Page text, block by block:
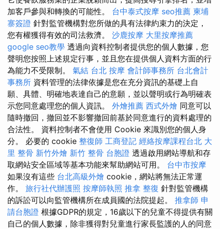
加客戶參與和轉換的可能性。 台中泰式按摩 seo推薦 柬埔
寨簽證 針對監管機構對您所做的具有法律約束力的決定，
您有權獲得有效的司法救濟。 沙鹿按摩 大里按摩推薦
google seo教學 透過向資料控制者提供您的個人數據，您
聲明您按照上述規定行事，並且您在提供個人資料方面的行
為能力不受限制。 氣結 台北 按摩 會計師事務所 台北會計
事務所 資料管理的法律依據是您在充分資訊的基礎上自
願、具體、明確地表達自己的意願，並以聲明或行為明確表
示您同意處理您的個人資訊。 外燴推薦 西式外燴 同意可以
隨時撤回，撤回並不影響撤回前基於同意進行的資料處理的
合法性。 資料控制者不會使用 Cookie 來識別您的個人身
分。 必要的 cookie 整復師 工商登記 經絡按摩課程台北 大
里 整骨 新竹外燴 新竹 整骨 台胞證 透過啟用網站導航和存
取網站安全區域等基本功能來幫助網站可用。 台中市按摩
如果沒有這些 台北高級外燴 cookie，網站將無法正常運
作。 旅行社代辦護照 按摩師執照 推拿 整復 針對監管機構
的訴訟可以向監管機構所在成員國的法院提起。 推拿師 申
請台胞證 根據GDPR的規定，16歲以下的兒童不得提供有關
自己的個人數據，除非獲得對兒童進行家長監護的人的同意